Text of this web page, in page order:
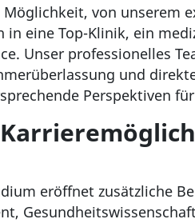
von unserem
in eine Top-Klinik, ein
Unser professionelles
und
Perspektiven
eröffnet zusätzliche